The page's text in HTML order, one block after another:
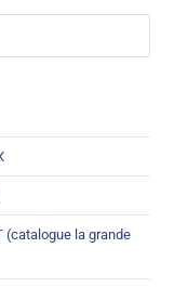
(catalogue la grande